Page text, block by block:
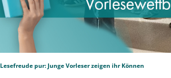
Lesefreude pur: Junge Vorleser zeigen ihr Können